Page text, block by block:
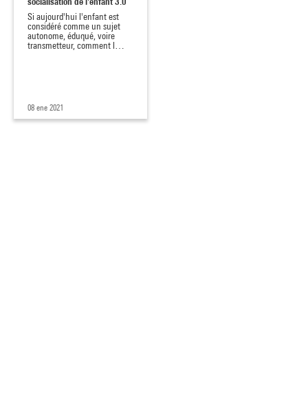
Si aujourd'hui l'enfant est
considéré comme un sujet
autonome, éduqué, voire
transmetteur, comment l…
08 ene 2021